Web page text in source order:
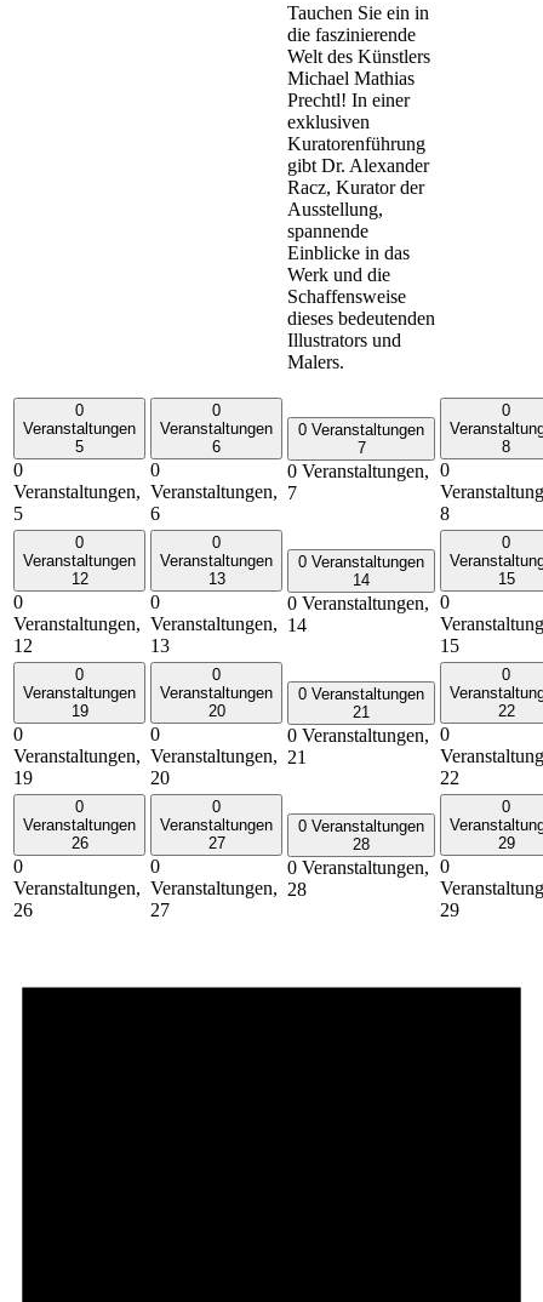
Tauchen Sie ein in
die faszinierende
Welt des Künstlers
Michael Mathias
Prechtl! In einer
exklusiven
Kuratorenführung
gibt Dr. Alexander
Racz, Kurator der
Ausstellung,
spannende
Einblicke in das
Werk und die
Schaffensweise
dieses bedeutenden
Illustrators und
Malers.
0
Veranstaltungen
5
0
Veranstaltungen,
5
0
Veranstaltungen
6
0
Veranstaltungen,
6
0 Veranstaltungen
7
0 Veranstaltungen,
7
0
8
0
8
0
Veranstaltungen
12
0
Veranstaltungen,
12
0
Veranstaltungen
13
0
Veranstaltungen,
13
0 Veranstaltungen
14
0 Veranstaltungen,
14
0
15
0
15
0
Veranstaltungen
19
0
Veranstaltungen,
19
0
Veranstaltungen
20
0
Veranstaltungen,
20
0 Veranstaltungen
21
0 Veranstaltungen,
21
0
22
0
22
0
Veranstaltungen
26
0
Veranstaltungen,
26
0
Veranstaltungen
27
0
Veranstaltungen,
27
0 Veranstaltungen
28
0 Veranstaltungen,
28
0
29
0
29